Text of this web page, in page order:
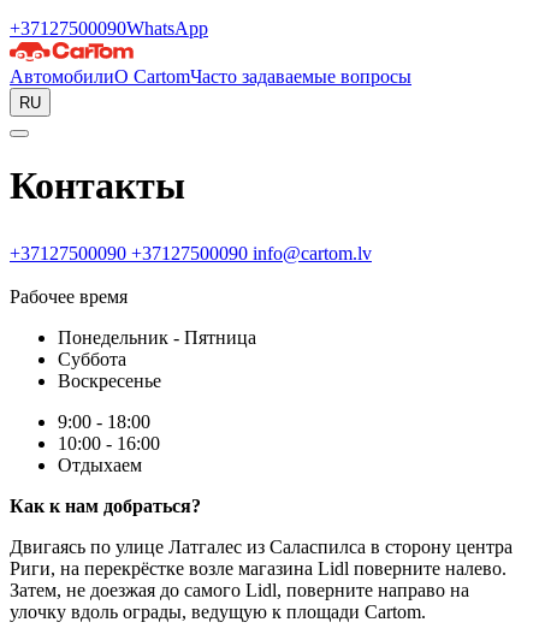
+37127500090WhatsApp
АвтомобилиО CartomЧасто задаваемые вопросы
RU
Контакты
+37127500090 +37127500090 info@cartom.lv
Рабочее время
Понедельник - Пятница
Суббота
Воскресенье
9:00 - 18:00
10:00 - 16:00
Отдыхаем
Как к нам добраться?
Двигаясь по улице Латгалес из Саласпилса в сторону центра
Риги, на перекрёстке возле магазина Lidl поверните налево.
Затем, не доезжая до самого Lidl, поверните направо на
улочку вдоль ограды, ведущую к площади Cartom.